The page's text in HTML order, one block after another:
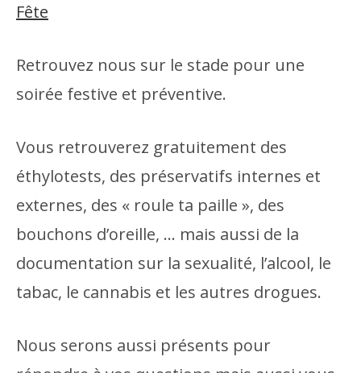
Fête
Retrouvez nous sur le stade pour une
soirée festive et préventive.
Vous retrouverez gratuitement des
éthylotests, des préservatifs internes et
externes, des « roule ta paille », des
bouchons d’oreille, … mais aussi de la
documentation sur la sexualité, l’alcool, le
tabac, le cannabis et les autres drogues.
Nous serons aussi présents pour